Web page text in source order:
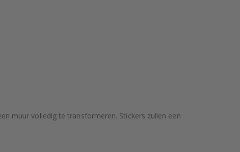
muur volledig te transformeren. Stickers zullen een